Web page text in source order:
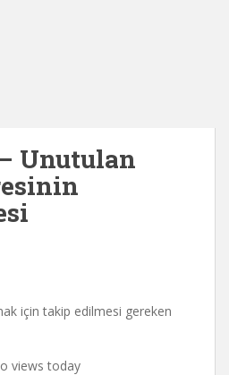
Unutulan
için takip edilmesi gereken
views today